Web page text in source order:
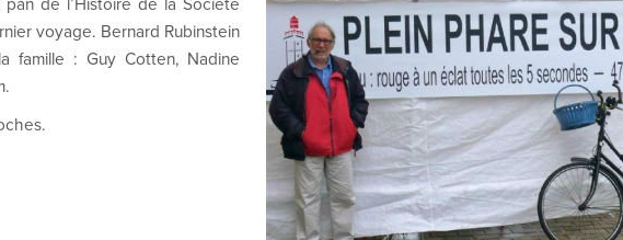
pan de l’Histoire de la Société
voyage. Bernard Rubinstein
famille : Guy Cotten, Nadine